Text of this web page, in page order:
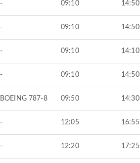
- 09:10 14:50
- 09:10 14:50
- 09:10 14:10
- 09:10 14:50
BOEING 787-8 09:50 14:30
- 12:05 16:55
- 12:20 17:25